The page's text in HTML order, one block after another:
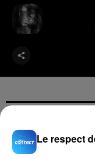
FIL D'ACTU
Le respect